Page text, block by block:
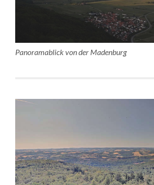
Panoramablick von der Madenburg